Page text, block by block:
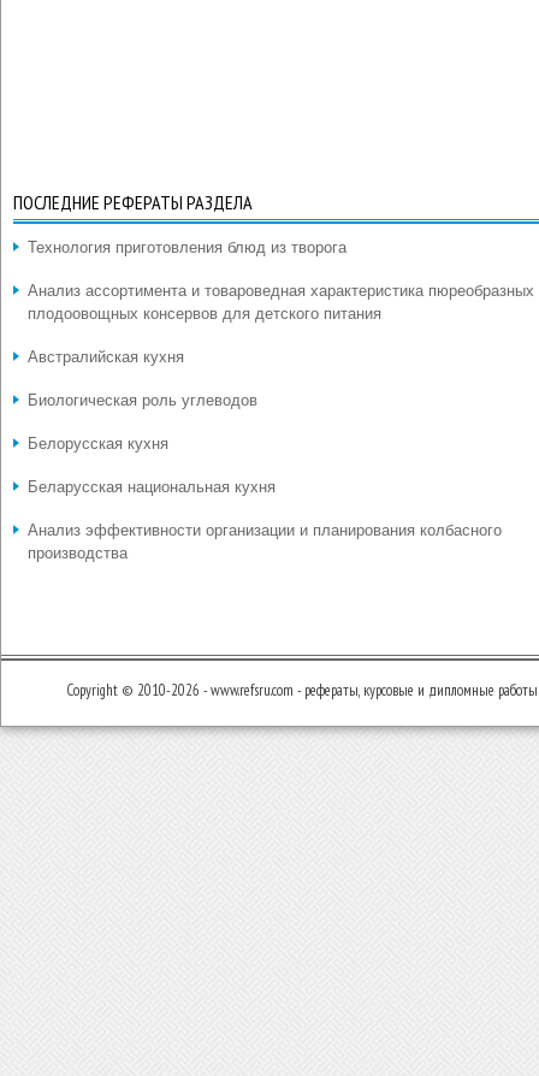
ПОСЛЕДНИЕ РЕФЕРАТЫ РАЗДЕЛА
Технология приготовления блюд из творога
Анализ ассортимента и товароведная характеристика пюреобразных
плодоовощных консервов для детского питания
Австралийская кухня
Биологическая роль углеводов
Белорусская кухня
Беларусская национальная кухня
Анализ эффективности организации и планирования колбасного
производства
Copyright © 2010-2026 - www.refsru.com - рефераты, курсовые и дипломные работы